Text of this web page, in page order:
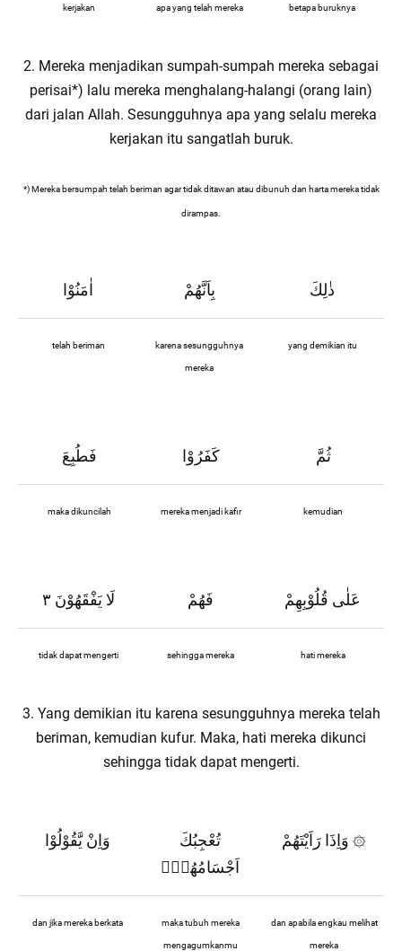
kerjakan apa yang telah mereka betapa buruknya
2. Mereka menjadikan sumpah-sumpah mereka sebagai
perisai*) lalu mereka menghalang-halangi (orang lain)
dari jalan Allah. Sesungguhnya apa yang selalu mereka
kerjakan itu sangatlah buruk.
*) Mereka bersumpah telah beriman agar tidak ditawan atau dibunuh dan harta mereka tidak
dirampas.
اٰمَنُوْا بِاَنَّهُمْ ذٰلِكَ
telah beriman karena sesungguhnya
mereka
yang demikian itu
فَطُبِعَ كَفَرُوْا ثُمَّ
maka dikuncilah mereka menjadi kafir kemudian
لَا يَفْقَهُوْنَ ٣ فَهُمْ عَلٰى قُلُوْبِهِمْ
tidak dapat mengerti sehingga mereka hati mereka
3. Yang demikian itu karena sesungguhnya mereka telah
beriman, kemudian kufur. Maka, hati mereka dikunci
sehingga tidak dapat mengerti.
وَاِنْ يَّقُوْلُوْا
تُعْجِبُكَ
اَجْسَامُهُمْۗ
۞
dan jika mereka berkata maka tubuh mereka
mengagumkanmu
dan apabila engkau melihat
mereka